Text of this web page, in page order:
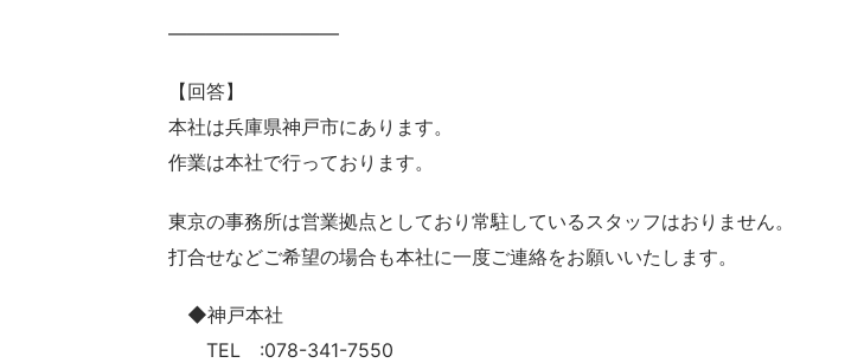
—————————
【回答】
本社は兵庫県神戸市にあります。
作業は本社で行っております。
東京の事務所は営業拠点としており常駐しているスタッフはおりません。
打合せなどご希望の場合も本社に一度ご連絡をお願いいたします。
◆神戸本社
TEL :078-341-7550